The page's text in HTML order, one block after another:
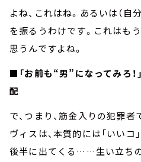
よね、これはね。あるいは（自
を振るうわけです。これはも
思うんですよね。
■「お前も“男”になってみろ！
配
で、つまり、筋金入りの犯罪者
ヴィスは、本質的には「いいコ
後半に出てくる……生い立ち